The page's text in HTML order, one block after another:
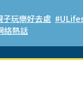
子玩樂好去處
絡熱話